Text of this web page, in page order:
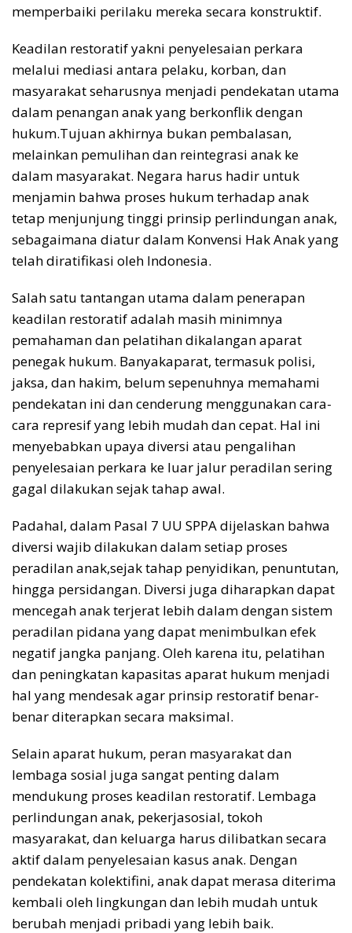
memperbaiki perilaku mereka secara konstruktif.
Keadilan restoratif yakni penyelesaian perkara
melalui mediasi antara pelaku, korban, dan
masyarakat seharusnya menjadi pendekatan utama
dalam penangan anak yang berkonflik dengan
hukum.Tujuan akhirnya bukan pembalasan,
melainkan pemulihan dan reintegrasi anak ke
dalam masyarakat. Negara harus hadir untuk
menjamin bahwa proses hukum terhadap anak
tetap menjunjung tinggi prinsip perlindungan anak,
sebagaimana diatur dalam Konvensi Hak Anak yang
telah diratifikasi oleh Indonesia.
Salah satu tantangan utama dalam penerapan
keadilan restoratif adalah masih minimnya
pemahaman dan pelatihan dikalangan aparat
penegak hukum. Banyakaparat, termasuk polisi,
jaksa, dan hakim, belum sepenuhnya memahami
pendekatan ini dan cenderung menggunakan cara-
cara represif yang lebih mudah dan cepat. Hal ini
menyebabkan upaya diversi atau pengalihan
penyelesaian perkara ke luar jalur peradilan sering
gagal dilakukan sejak tahap awal.
Padahal, dalam Pasal 7 UU SPPA dijelaskan bahwa
diversi wajib dilakukan dalam setiap proses
peradilan anak,sejak tahap penyidikan, penuntutan,
hingga persidangan. Diversi juga diharapkan dapat
mencegah anak terjerat lebih dalam dengan sistem
peradilan pidana yang dapat menimbulkan efek
negatif jangka panjang. Oleh karena itu, pelatihan
dan peningkatan kapasitas aparat hukum menjadi
hal yang mendesak agar prinsip restoratif benar-
benar diterapkan secara maksimal.
Selain aparat hukum, peran masyarakat dan
lembaga sosial juga sangat penting dalam
mendukung proses keadilan restoratif. Lembaga
perlindungan anak, pekerjasosial, tokoh
masyarakat, dan keluarga harus dilibatkan secara
aktif dalam penyelesaian kasus anak. Dengan
pendekatan kolektifini, anak dapat merasa diterima
kembali oleh lingkungan dan lebih mudah untuk
berubah menjadi pribadi yang lebih baik.